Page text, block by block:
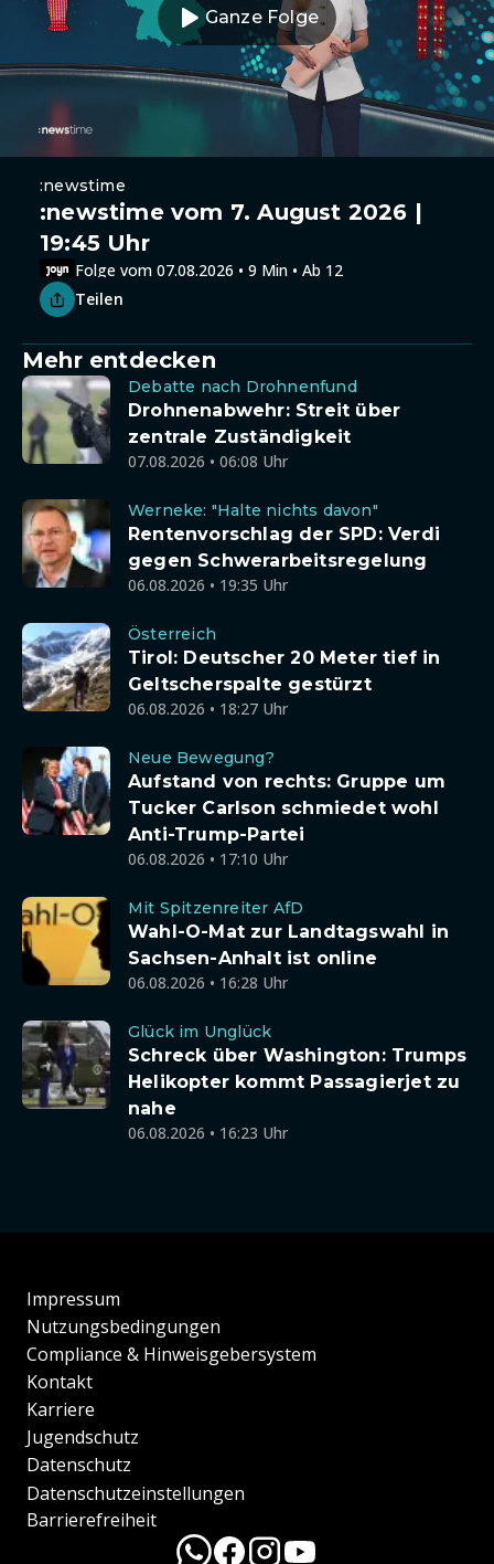
Ganze Folge
:newstime
:newstime vom 7. August 2026 |
19:45 Uhr
Folge vom 07.08.2026 • 9 Min • Ab 12
Teilen
Mehr entdecken
Debatte nach Drohnenfund
Drohnenabwehr: Streit über
zentrale Zuständigkeit
07.08.2026 • 06:08 Uhr
Werneke: "Halte nichts davon"
Rentenvorschlag der SPD: Verdi
gegen Schwerarbeitsregelung
06.08.2026 • 19:35 Uhr
Österreich
Tirol: Deutscher 20 Meter tief in
Geltscherspalte gestürzt
06.08.2026 • 18:27 Uhr
Neue Bewegung?
Aufstand von rechts: Gruppe um
Tucker Carlson schmiedet wohl
Anti-Trump-Partei
06.08.2026 • 17:10 Uhr
Mit Spitzenreiter AfD
Wahl-O-Mat zur Landtagswahl in
Sachsen-Anhalt ist online
06.08.2026 • 16:28 Uhr
Glück im Unglück
Schreck über Washington: Trumps
Helikopter kommt Passagierjet zu
nahe
06.08.2026 • 16:23 Uhr
Impressum
Nutzungsbedingungen
Compliance & Hinweisgebersystem
Kontakt
Karriere
Jugendschutz
Datenschutz
Datenschutzeinstellungen
Barrierefreiheit